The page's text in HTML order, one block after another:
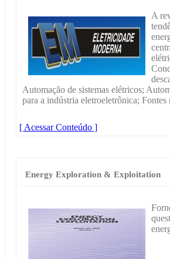
A
Automação de sistemas elétricos;
para a indústria eletroeletrônica;
[ Acessar Conteúdo ]
Energy Exploration & Exploitation